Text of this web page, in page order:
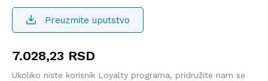
Preuzmite uputstvo
7.028,23 RSD
Ukoliko niste korisnik Loyalty programa, pridružite nam se